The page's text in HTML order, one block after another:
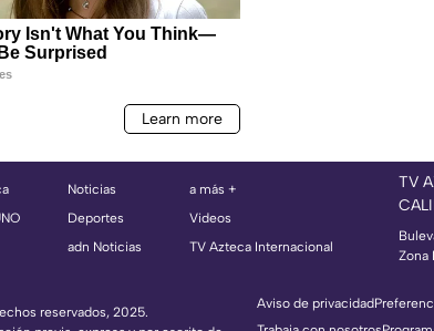
Noticias
Deportes
adn Noticias
a más +
Videos
TV Azteca Internacional
TV
Zona
reservados, 2025.
Aviso de privacidad